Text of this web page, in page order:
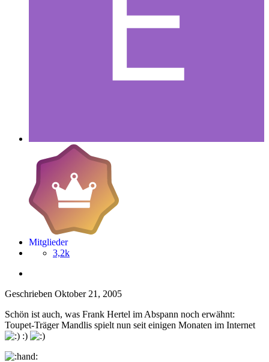
Mitglieder
3,2k
Geschrieben Oktober 21, 2005
Schön ist auch, was Frank Hertel im Abspann noch erwähnt:
Toupet-Träger Mandlis spielt nun seit einigen Monaten im Internet
:)